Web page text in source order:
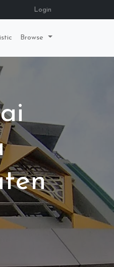
Login
Browse